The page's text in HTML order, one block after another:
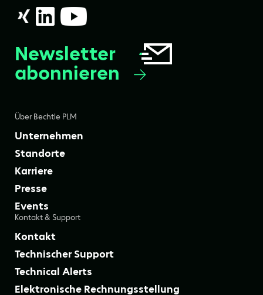
Über Bechtle PLM
Unternehmen
Standorte
Karriere
Presse
Events
Kontakt & Support
Kontakt
Technischer Support
Technical Alerts
Elektronische Rechnungsstellung
Newsletter
abonnieren